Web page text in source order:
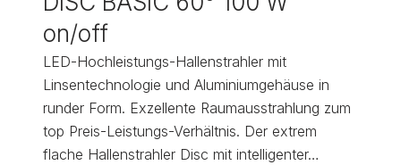
on/off
LED-Hochleistungs-Hallenstrahler mit
Linsentechnologie und Aluminiumgehäuse in
runder Form. Exzellente Raumausstrahlung zum
top Preis-Leistungs-Verhältnis. Der extrem
flache Hallenstrahler Disc mit intelligenter…